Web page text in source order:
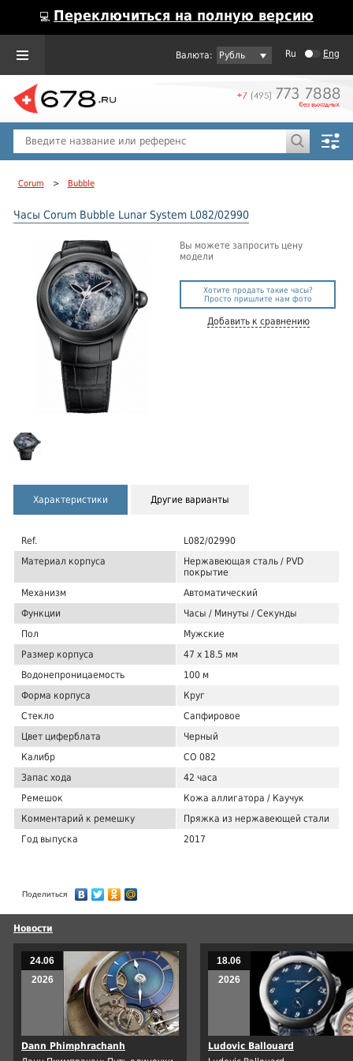
💻 Переключиться на полную версию
Рубль Ru Eng
Corum > Bubble
Часы Corum Bubble Lunar System L082/02990
Вы можете запросить цену
модели
Хотите продать такие часы?
Просто пришлите нам фото
Добавить к сравнению
Характеристики Другие варианты
Ref.
L082/02990
Материал корпуса
Нержавеющая сталь / PVD
покрытие
Механизм
Автоматический
Функции
Часы / Минуты / Секунды
Пол
Мужские
Размер корпуса
47 x 18.5 мм
Водонепроницаемость
100 м
Форма корпуса
Круг
Стекло
Сапфировое
Цвет циферблата
Черный
Калибр
CO 082
Запас хода
42 часа
Ремешок
Кожа аллигатора / Каучук
Комментарий к ремешку
Пряжка из нержавеющей стали
Год выпуска
2017
Поделиться
Новости
24.06
2026
Dann Phimphrachanh
18.06
2026
Ludovic Ballouard